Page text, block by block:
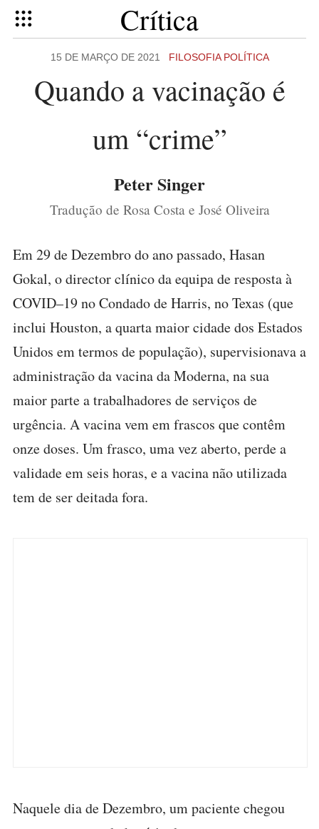
Crítica
15 DE MARÇO DE 2021 FILOSOFIA POLÍTICA
Quando a vacinação é
um “crime”
Peter Singer
Tradução de Rosa Costa e José Oliveira
Em 29 de Dezembro do ano passado, Hasan
Gokal, o director clínico da equipa de resposta à
COVID–19 no Condado de Harris, no Texas (que
inclui Houston, a quarta maior cidade dos Estados
Unidos em termos de população), supervisionava a
administração da vacina da Moderna, na sua
maior parte a trabalhadores de serviços de
urgência. A vacina vem em frascos que contêm
onze doses. Um frasco, uma vez aberto, perde a
validade em seis horas, e a vacina não utilizada
tem de ser deitada fora.
Naquele dia de Dezembro, um paciente chegou